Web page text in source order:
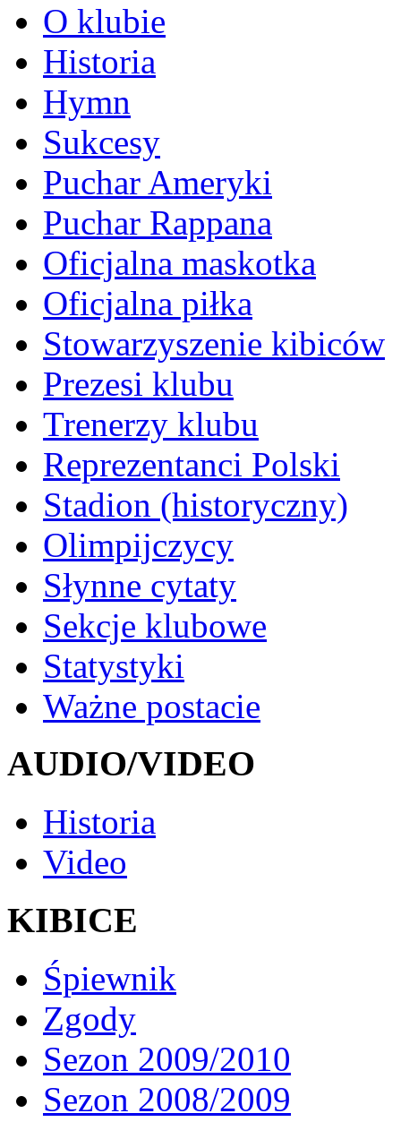
O klubie
Historia
Hymn
Sukcesy
Puchar Ameryki
Puchar Rappana
Oficjalna maskotka
Oficjalna piłka
Stowarzyszenie kibiców
Prezesi klubu
Trenerzy klubu
Reprezentanci Polski
Stadion (historyczny)
Olimpijczycy
Słynne cytaty
Sekcje klubowe
Statystyki
Ważne postacie
AUDIO/VIDEO
Historia
Video
KIBICE
Śpiewnik
Zgody
Sezon 2009/2010
Sezon 2008/2009